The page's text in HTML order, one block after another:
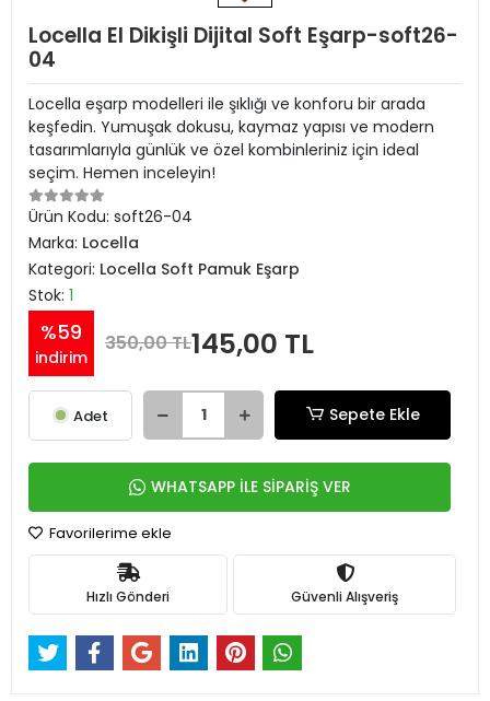
Locella El Dikişli Dijital Soft Eşarp-soft26-
04
Locella eşarp modelleri ile şıklığı ve konforu bir arada
keşfedin. Yumuşak dokusu, kaymaz yapısı ve modern
tasarımlarıyla günlük ve özel kombinleriniz için ideal
seçim. Hemen inceleyin!
Ürün Kodu: soft26-04
Marka: Locella
Kategori: Locella Soft Pamuk Eşarp
Stok: 1
%59
indirim
350,00 TL145,00 TL
Adet Sepete Ekle
WHATSAPP İLE SİPARİŞ VER
Favorilerime ekle
Hızlı Gönderi Güvenli Alışveriş